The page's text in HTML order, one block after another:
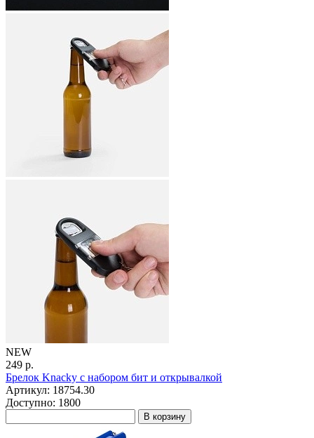
NEW
249 р.
Брелок Knacky с набором бит и открывалкой
Артикул: 18754.30
Доступно: 1800
В корзину